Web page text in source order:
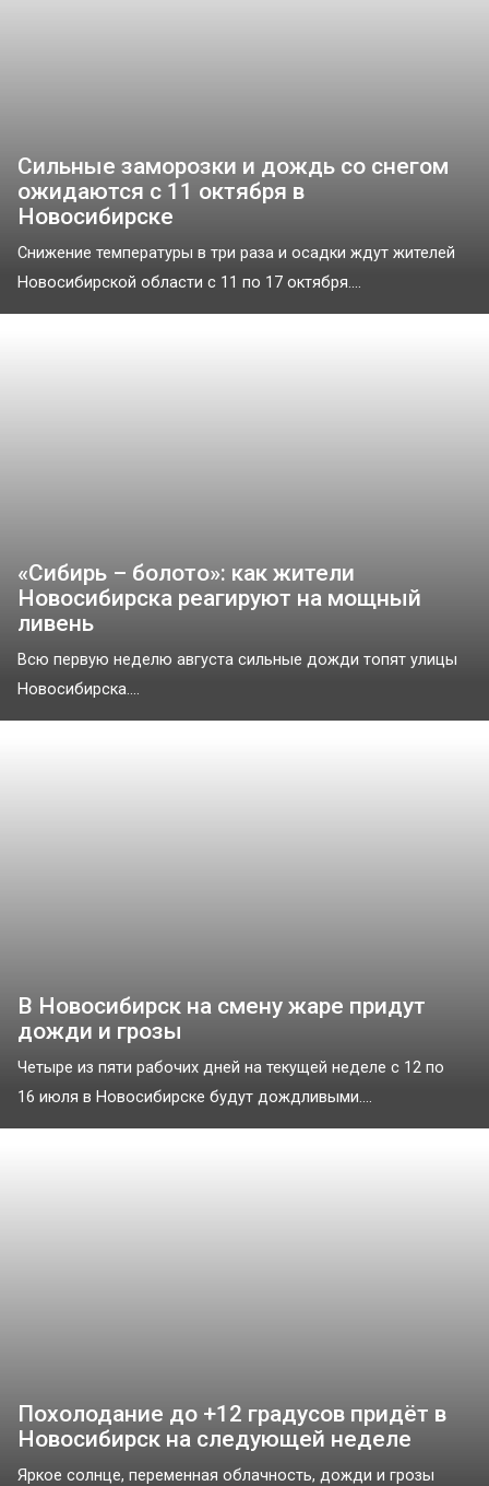
Сильные заморозки и дождь со снегом
ожидаются с 11 октября в
Новосибирске
Снижение температуры в три раза и осадки ждут жителей
Новосибирской области с 11 по 17 октября....
«Сибирь – болото»: как жители
Новосибирска реагируют на мощный
ливень
Всю первую неделю августа сильные дожди топят улицы
Новосибирска....
В Новосибирск на смену жаре придут
дожди и грозы
Четыре из пяти рабочих дней на текущей неделе с 12 по
16 июля в Новосибирске будут дождливыми....
Похолодание до +12 градусов придёт в
Новосибирск на следующей неделе
Яркое солнце, переменная облачность, дожди и грозы